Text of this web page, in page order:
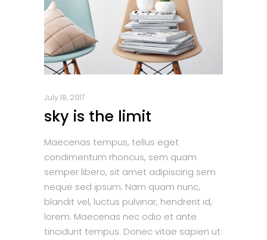
July 18, 2017
sky is the limit
Maecenas tempus, tellus eget
condimentum rhoncus, sem quam
semper libero, sit amet adipiscing sem
neque sed ipsum. Nam quam nunc,
blandit vel, luctus pulvinar, hendrerit id,
lorem. Maecenas nec odio et ante
tincidunt tempus. Donec vitae sapien ut